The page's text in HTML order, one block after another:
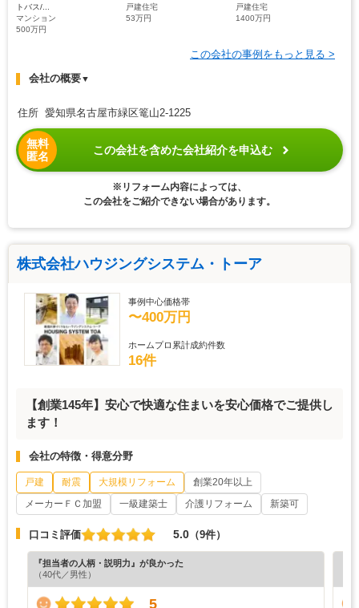
トバス/...
マンション
500万円
戸建住宅
53万円
戸建住宅
1400万円
この会社の事例をもっと見る >
会社の概要▼
住所 愛知県名古屋市緑区篭山2-1225
無料
匿名
この会社を含めた会社紹介を申込む
※リフォーム内容によっては、
この会社をご紹介できない場合があります。
株式会社ハウジングシステム・トーア
事例中心価格帯
〜400万円
ホームプロ累計成約件数
16件
【創業145年】安心で快適な住まいを安心価格でご提供し
ます！
会社の特徴・得意分野
戸建 耐震 大規模リフォーム
創業20年以上
メーカーＦＣ加盟
一級建築士 介護リフォーム 新築可
口コミ評価 5.0 （9件）
『担当者の人柄・説明力』が良かった
（40代／男性）
5